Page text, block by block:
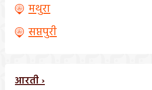
मथुरा
सप्तपुरी
आरती ›